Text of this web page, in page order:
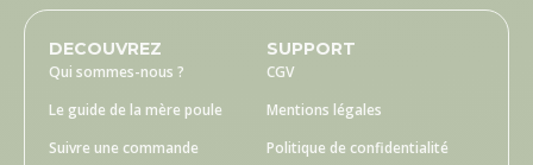
DECOUVREZ
Qui sommes-nous ?
Le guide de la mère poule
Suivre une commande
SUPPORT
CGV
Mentions légales
Politique de confidentialité